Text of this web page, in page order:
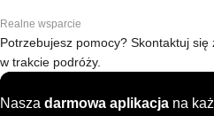
Realne wsparcie
Potrzebujesz pomocy? Skontaktuj
w trakcie podróży.
Nasza darmowa aplikacja na